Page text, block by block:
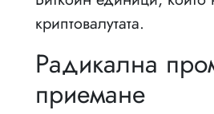
криптовалутата.
Радикална
приемане